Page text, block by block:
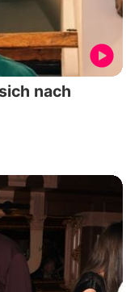
nach